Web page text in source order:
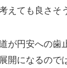
えても良さそ
が円安への歯
開になるので